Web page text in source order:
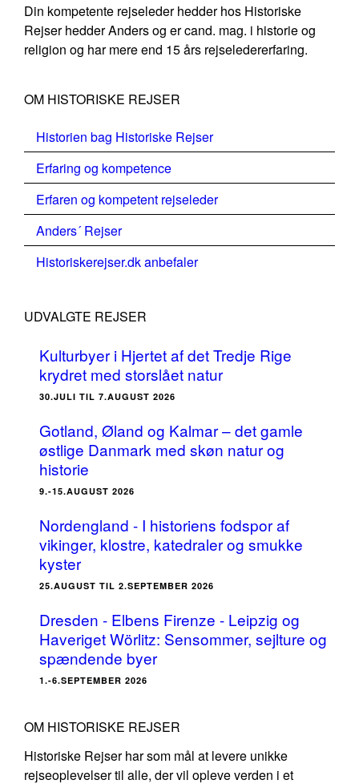
Din kompetente rejseleder hedder hos Historiske
Rejser hedder Anders og er cand. mag. i historie og
religion og har mere end 15 års rejseledererfaring.
OM HISTORISKE REJSER
Historien bag Historiske Rejser
Erfaring og kompetence
Erfaren og kompetent rejseleder
Anders´ Rejser
Historiskerejser.dk anbefaler
UDVALGTE REJSER
Kulturbyer i Hjertet af det Tredje Rige
krydret med storslået natur
30.JULI TIL 7.AUGUST 2026
Gotland, Øland og Kalmar – det gamle
østlige Danmark med skøn natur og
historie
9.-15.AUGUST 2026
Nordengland - I historiens fodspor af
vikinger, klostre, katedraler og smukke
kyster
25.AUGUST TIL 2.SEPTEMBER 2026
Dresden - Elbens Firenze - Leipzig og
Haveriget Wörlitz: Sensommer, sejlture og
spændende byer
1.-6.SEPTEMBER 2026
OM HISTORISKE REJSER
Historiske Rejser har som mål at levere unikke
rejseoplevelser til alle, der vil opleve verden i et